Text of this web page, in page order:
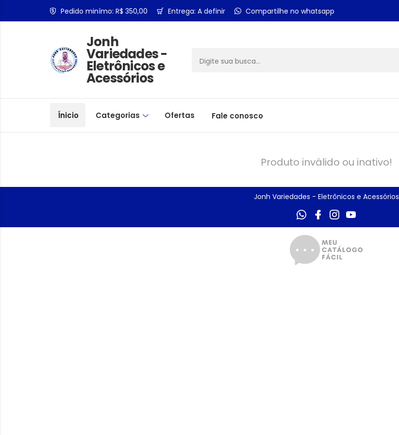
Pedido minímo: R$ 350,00 Entrega: A definir Compartilhe no whatsapp
Jonh
Variedades -
Eletrônicos e
Acessórios
Ínicio Categorias Ofertas Fale conosco
Produto inválido ou inativo!
Jonh Variedades - Eletrônicos e Acessórios